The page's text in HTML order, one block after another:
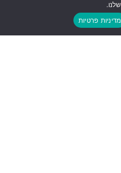
שלנו.
מדיניות פרטיות